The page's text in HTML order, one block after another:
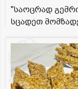
"საოცრად
სცადეთ